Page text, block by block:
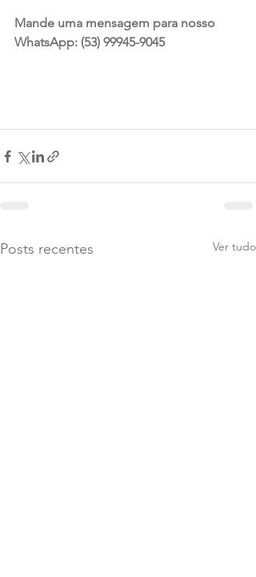
Mande uma mensagem para nosso
WhatsApp: (53) 99945-9045
Posts recentes Ver tudo